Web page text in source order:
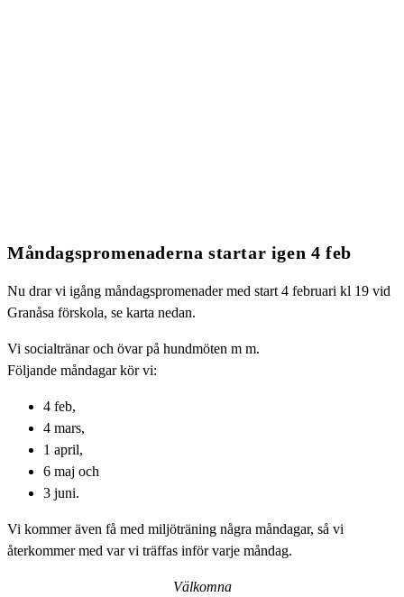
Måndagspromenaderna startar igen 4 feb
Nu drar vi igång måndagspromenader med start 4 februari kl 19 vid
Granåsa förskola, se karta nedan.
Vi socialtränar och övar på hundmöten m m.
Följande måndagar kör vi:
4 feb,
4 mars,
1 april,
6 maj och
3 juni.
Vi kommer även få med miljöträning några måndagar, så vi
återkommer med var vi träffas inför varje måndag.
Välkomna